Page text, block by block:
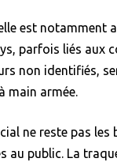
est notamment
parfois liés
non identifiés,
main armée.
ne reste pas
au public. La